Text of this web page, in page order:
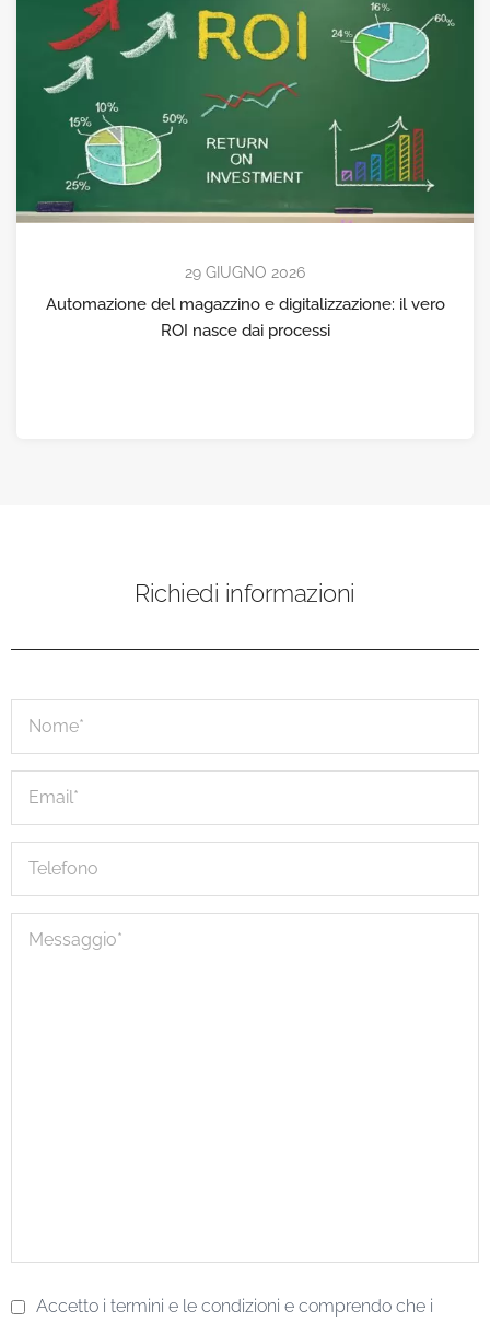
29 GIUGNO 2026
Automazione del magazzino e digitalizzazione: il vero
ROI nasce dai processi
Richiedi informazioni
Accetto i termini e le condizioni e comprendo che i